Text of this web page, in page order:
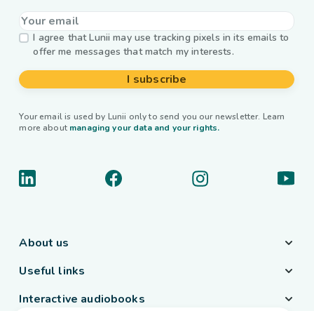
I agree that Lunii may use tracking pixels in its emails to
offer me messages that match my interests.
I subscribe
Your email is used by Lunii only to send you our newsletter. Learn
more about managing your data and your rights.
About us
Useful links
Interactive audiobooks